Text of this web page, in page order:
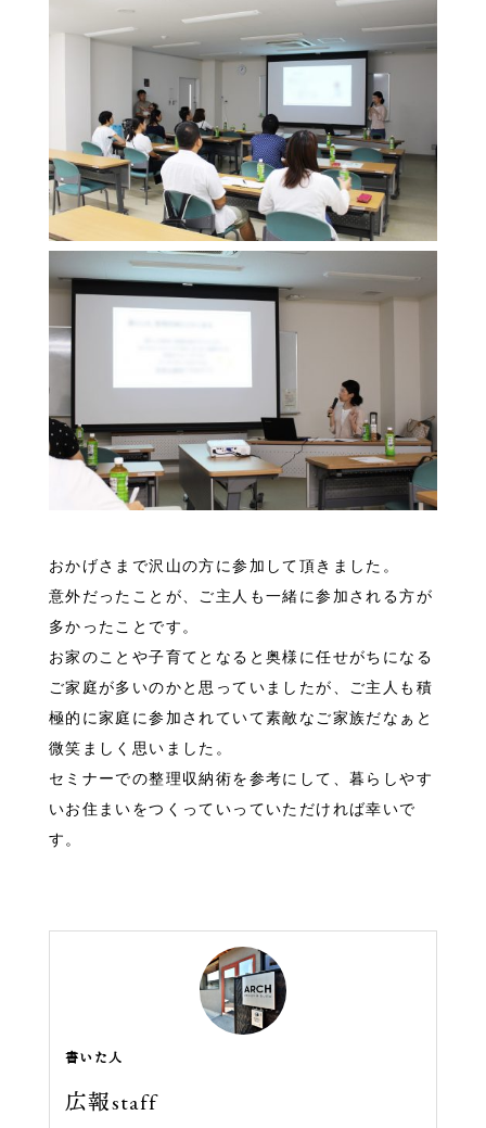
おかげさまで沢山の方に参加して頂きました。
意外だったことが、ご主人も一緒に参加される方が
多かったことです。
お家のことや子育てとなると奥様に任せがちになる
ご家庭が多いのかと思っていましたが、ご主人も積
極的に家庭に参加されていて素敵なご家族だなぁと
微笑ましく思いました。
セミナーでの整理収納術を参考にして、暮らしやす
いお住まいをつくっていっていただければ幸いで
す。
書いた人
広報staff